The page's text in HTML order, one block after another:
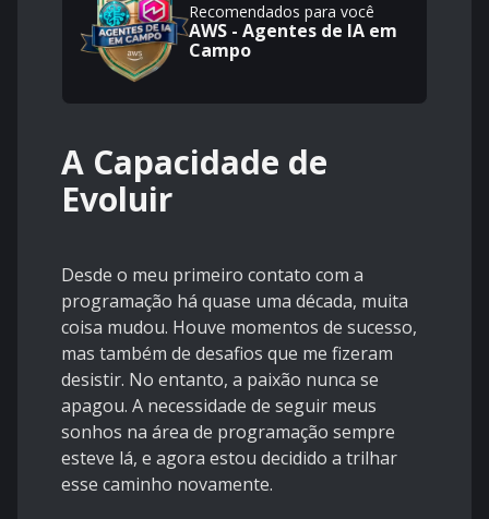
Recomendados para você
AWS - Agentes de IA em
Campo
A Capacidade de
Evoluir
Desde o meu primeiro contato com a
programação há quase uma década, muita
coisa mudou. Houve momentos de sucesso,
mas também de desafios que me fizeram
desistir. No entanto, a paixão nunca se
apagou. A necessidade de seguir meus
sonhos na área de programação sempre
esteve lá, e agora estou decidido a trilhar
esse caminho novamente.